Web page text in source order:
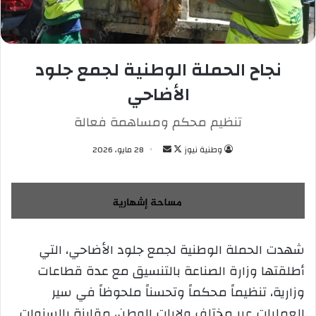
نجاح الحملة الوطنية لجمع جلود
الأضاحي
تنظيم محكم ومساهمة فعالة
وطنية نيوز
ت
ب
ع
ع
ى
X
س
ل
ب
ي
د
إ
28 مايو، 2026
شهدت الحملة الوطنية لجمع جلود الأضاحي، التي
أطلقتها وزارة الصناعة بالتنسيق مع عدة قطاعات
وزارية، تنظيماً محكماً وتحسناً ملحوظاً في سير